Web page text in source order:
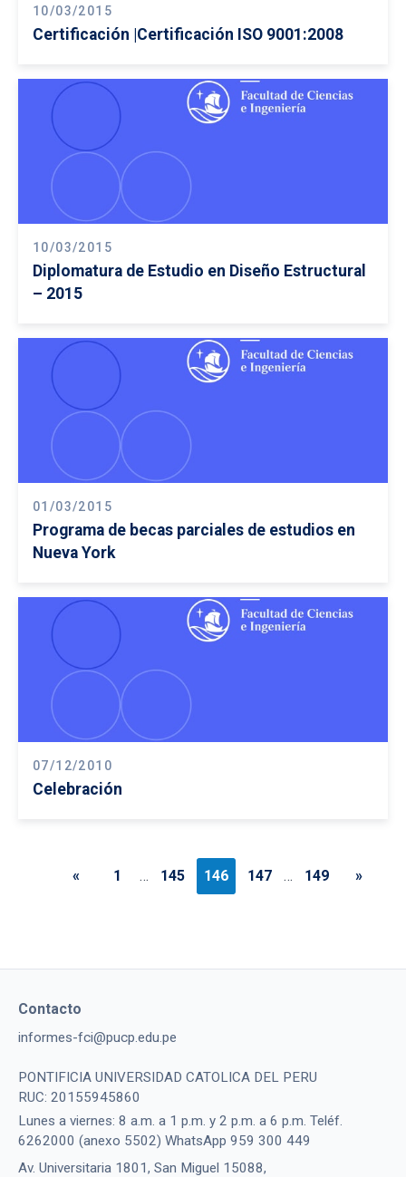
10/03/2015
Certificación |Certificación ISO 9001:2008
10/03/2015
Diplomatura de Estudio en Diseño Estructural
– 2015
01/03/2015
Programa de becas parciales de estudios en
Nueva York
07/12/2010
Celebración
« 1 … 145 146 147 … 149 »
Contacto
informes-fci@pucp.edu.pe
PONTIFICIA UNIVERSIDAD CATOLICA DEL PERU
RUC: 20155945860
Lunes a viernes: 8 a.m. a 1 p.m. y 2 p.m. a 6 p.m. Teléf.
6262000 (anexo 5502) WhatsApp 959 300 449
Av. Universitaria 1801, San Miguel 15088,